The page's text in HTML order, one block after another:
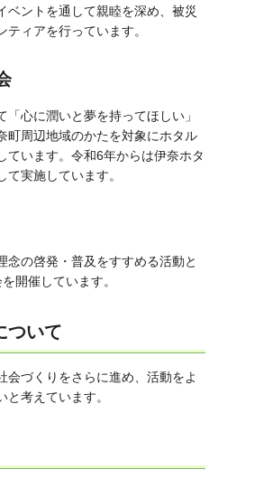
ベントを通して親睦を深め、被災
ィアを行っています。
「心に潤いと夢を持ってほしい」
町周辺地域のかたを対象にホタル
ています。令和6年からは伊奈ホタ
て実施しています。
念の啓発・普及をすすめる活動と
開催しています。
ついて
会づくりをさらに進め、活動をよ
と考えています。